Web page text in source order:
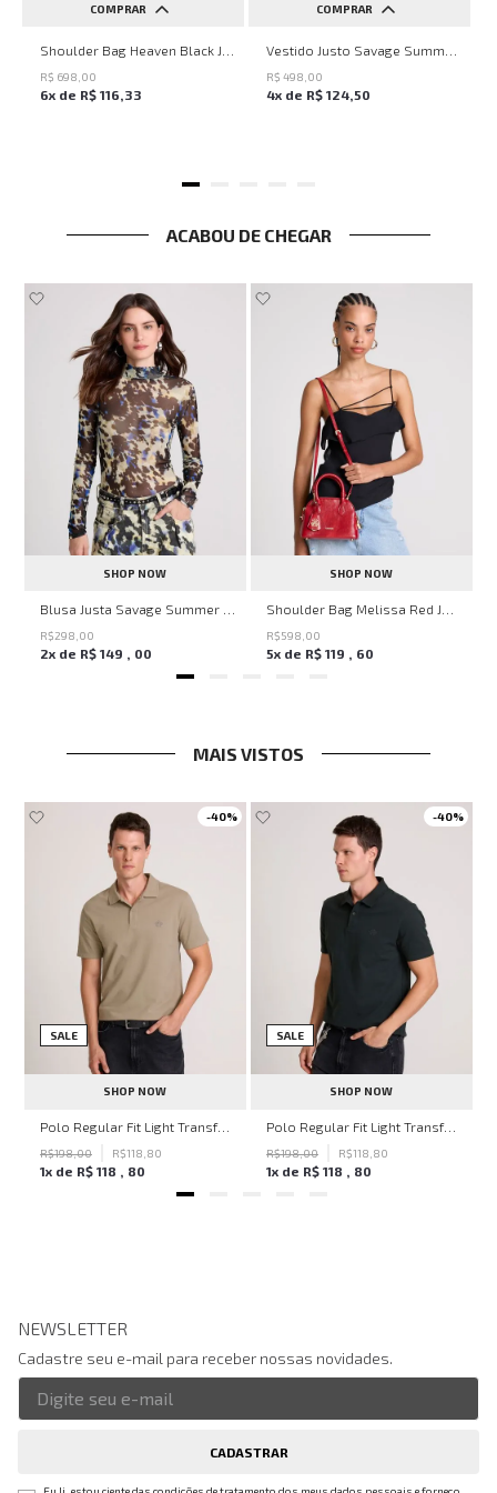
COMPRAR
UN
R$ 698 00
6x de R$ 116,33
COMPRAR
PP P M G
R$ 498 00
4x de R$ 124,50
ACABOU DE CHEGAR
SHOP NOW
R$298 00
2x de R$ 149 , 00
SHOP NOW
R$598 00
5x de R$ 119 , 60
MAIS VISTOS
-40%
SALE
SHOP NOW
Polo Regular Fit Light Transfer Bege Médio John John Masculina
R$198,00 R$118,80
1x de R$ 118 , 80
-40%
SALE
SHOP NOW
Polo Regular Fit Light Transfer Verde Escuro John John Masculina
R$198,00 R$118,80
1x de R$ 118 , 80
NEWSLETTER
Cadastre seu e-mail para receber nossas novidades.
CADASTRAR